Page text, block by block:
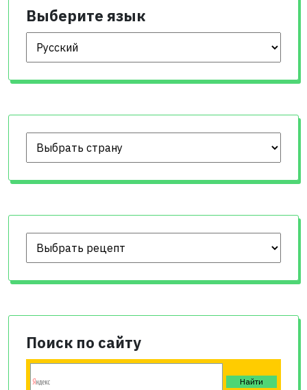
Выберите язык
Выберите язык
Поиск по сайту